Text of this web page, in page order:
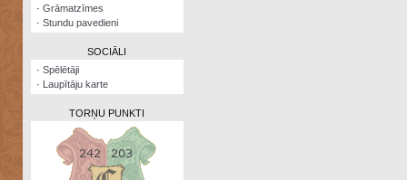
· Grāmatzīmes
· Stundu pavedieni
SOCIĀLI
· Spēlētāji
· Laupītāju karte
TORŅU PUNKTI